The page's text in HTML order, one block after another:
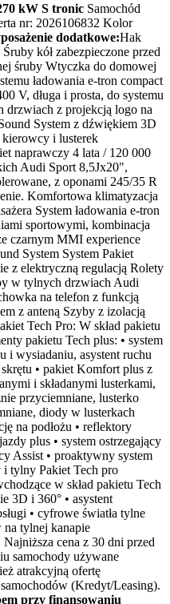
kW S tronic Samochód
nr: 2026106832 Kolor
dodatkowe:Hak
kół zabezpieczone przed
śruby Wtyczka do domowej
ładowania e-tron compact
V, długa i prosta, do systemu
drzwiach z projekcją logo na
System z dźwiękiem 3D
i lusterek
naprawczy 4 lata / 120 000
Audi Sport 8,5Jx20",
z oponami 245/35 R
Komfortowa klimatyzacja
System ładowania e-tron
sportowymi, kombinacja
czarnym MMI experience
System System Pakiet
z elektryczną regulacją Rolety
w tylnych drzwiach Audi
na telefon z funkcją
z anteną Szyby z izolacją
Tech Pro: W skład pakietu
pakietu Tech plus: • system
i wysiadaniu, asystent ruchu
• pakiet Komfort plus z
i składanymi lusterkami,
przyciemniane, lusterko
diody w lusterkach
na podłożu • reflektory
plus • system ostrzegający
Assist • proaktywny system
i tylny Pakiet Tech pro
w skład pakietu Tech
3D i 360° • asystent
• cyfrowe światła tylne
tylnej kanapie
cena z 30 dni przed
samochody używane
atrakcyjną ofertę
(Kredyt/Leasing).
przy finansowaniu